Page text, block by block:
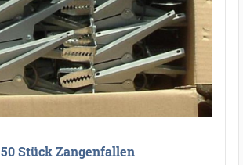
50 Stück Zangenfallen